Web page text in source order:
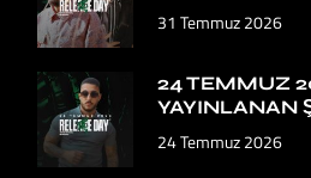
31 Temmuz 2026
24 TEMMUZ
YAYINLANAN
24 Temmuz 2026